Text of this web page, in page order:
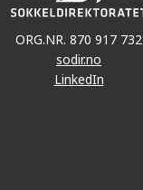
ORG.NR. 870 917 732
sodir.no
LinkedIn